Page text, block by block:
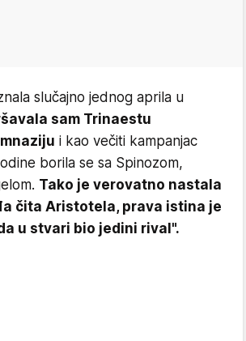
slučajno jednog aprila u
sam Trinaestu
i kao večiti kampanjac
borila se sa Spinozom,
Tako je verovatno nastala
čita Aristotela, prava istina je
u stvari bio jedini rival".